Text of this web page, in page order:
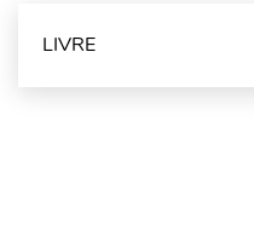
LIVRE